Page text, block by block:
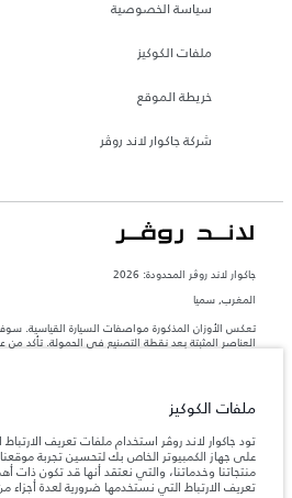
سياسة الخصوصية
ملفات الكوكيز
خريطة الموقع
شركة جاكوار لاند روڤر
جاكوار لاند روڨر المحدودة: 2026
المغرب, سميا
تعكس الأوزان المذكورة مواصفات السيارة القياسية.
العناصر المثبتة بعد نقطة التصنيع في الحمولة. تأكد من
المعلومات والمواصفات والأسعار والألوان المذكورة
آخر، كما أنّها قد تتغير بدون إشعار مسبق. الرجاء التواصل
والتحقق من الأسعار.
ملاحظة مهمة حول الصور والمواصفات.إن النقص
في مواصفات تصميم السيارات وتوفر الخيارات
ملفات الكوكيز
تود جاكوار لاند روڤر استخدام ملفات تعريف
على جهاز الكمبيوتر الخاص بك لتحسين تجربة
منتجاتنا وخدماتنا، والتي نعتقد أنها قد تكون ذات
تعريف الارتباط التي نستخدمها ضرورية لعدة